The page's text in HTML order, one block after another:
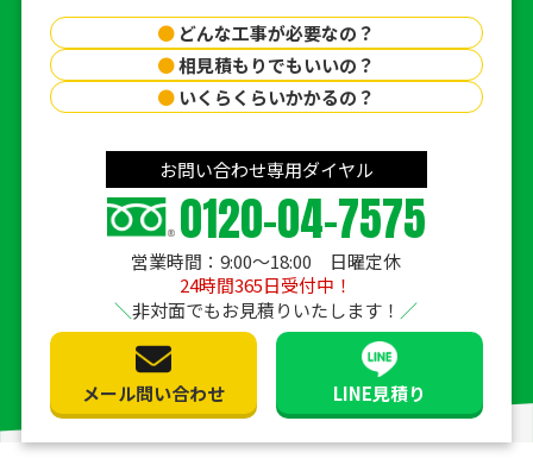
● どんな工事が必要なの？
●相見積もりでもいいの？
● いくらくらいかかるの？
お問い合わせ専用ダイヤル
0120-04-7575
営業時間：9:00〜18:00 日曜定休
24時間365日受付中！
非対面でもお見積りいたします！
メール問い合わせ LINE見積り